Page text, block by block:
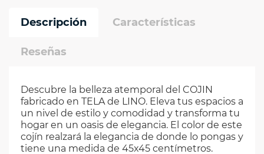
Descripción Características
Reseñas
Descubre la belleza atemporal del COJIN
fabricado en TELA de LINO. Eleva tus espacios a
un nivel de estilo y comodidad y transforma tu
hogar en un oasis de elegancia. El color de este
cojín realzará la elegancia de donde lo pongas y
tiene una medida de 45x45 centímetros.